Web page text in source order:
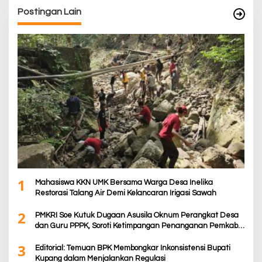
Postingan Lain
1
Mahasiswa KKN UMK Bersama Warga Desa Inelika
Restorasi Talang Air Demi Kelancaran Irigasi Sawah
2
PMKRI Soe Kutuk Dugaan Asusila Oknum Perangkat Desa
dan Guru PPPK, Soroti Ketimpangan Penanganan Pemkab
3
Editorial: Temuan BPK Membongkar Inkonsistensi Bupati
Kupang dalam Menjalankan Regulasi